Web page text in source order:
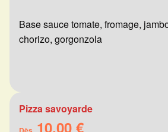
Base sauce tomate, fromage,
chorizo, gorgonzola
Pizza savoyarde
10.00 €